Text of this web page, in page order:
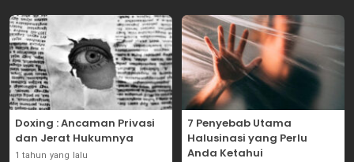
Doxing : Ancaman Privasi
dan Jerat Hukumnya
1 tahun yang lalu
7 Penyebab Utama
Halusinasi yang Perlu
Anda Ketahui